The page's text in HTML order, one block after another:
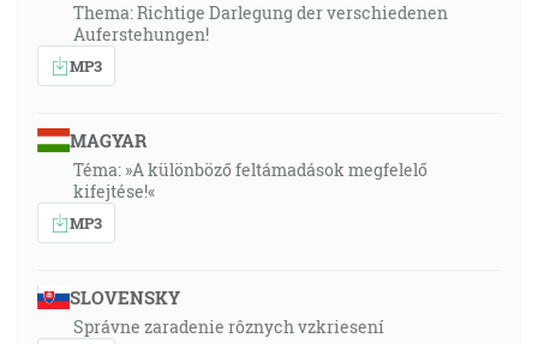
Thema: Richtige Darlegung der verschiedenen
Auferstehungen!
MP3
MAGYAR
Téma: »A különböző feltámadások megfelelő
kifejtése!«
MP3
SLOVENSKY
Správne zaradenie rôznych vzkriesení